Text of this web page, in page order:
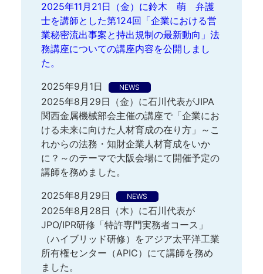
2025年11月21日（金）に鈴木 萌 弁護
士を講師とした第124回「企業における営
業秘密流出事案と持出規制の最新動向」法
務講座についての講座内容を公開しまし
た。
2025年9月1日
NEWS
2025年8月29日（金）に石川代表がJIPA
関西金属機械部会主催の講座で「企業にお
ける未来に向けた人材育成の在り方」～こ
れからの法務・知財企業人材育成をいか
に？～のテーマで大阪会場にて開催予定の
講師を務めました。
2025年8月29日
NEWS
2025年8月28日（木）に石川代表が
JPO/IPR研修「特許専門実務者コース」
（ハイブリッド研修）をアジア太平洋工業
所有権センター（APIC）にて講師を務め
ました。